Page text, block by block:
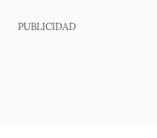
PUBLICIDAD